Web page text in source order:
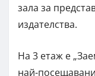
зала за
издателства.
На 3 етаж е
най-